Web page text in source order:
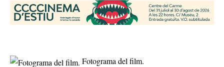
Fotograma del film.